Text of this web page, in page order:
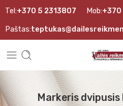
Tel:+370 5 2313807 Mob:
Paštas:
Markeris